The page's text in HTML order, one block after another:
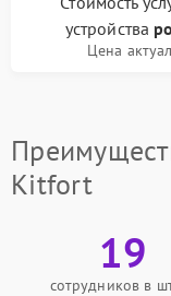
устройства
Цена
Kitfort
19
сотрудников в